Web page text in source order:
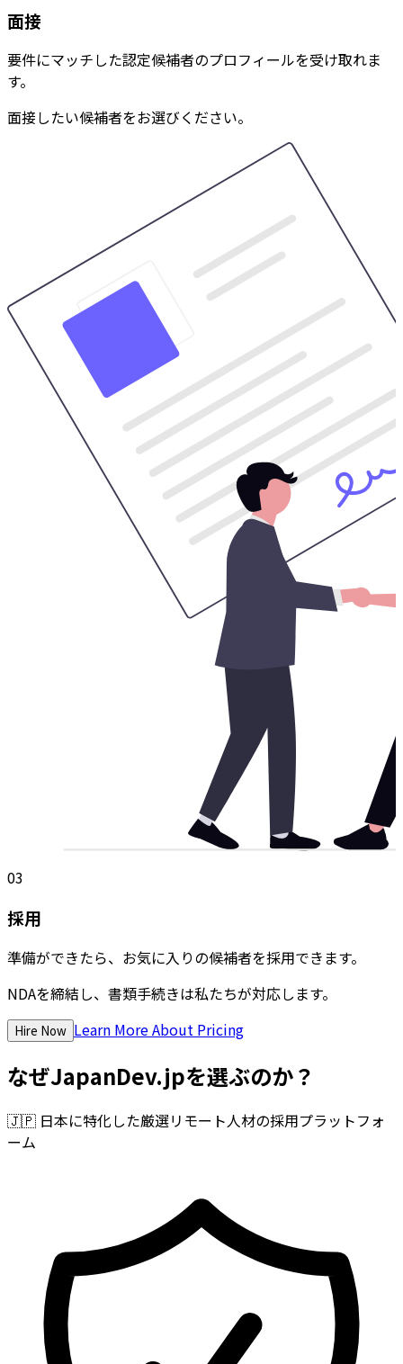
面接
要件にマッチした認定候補者のプロフィールを受け取れま
す。
面接したい候補者をお選びください。
03
採用
準備ができたら、お気に入りの候補者を採用できます。
NDAを締結し、書類手続きは私たちが対応します。
Hire Now Learn More About Pricing
なぜJapanDev.jpを選ぶのか？
🇯🇵 日本に特化した厳選リモート人材の採用プラットフォ
ーム